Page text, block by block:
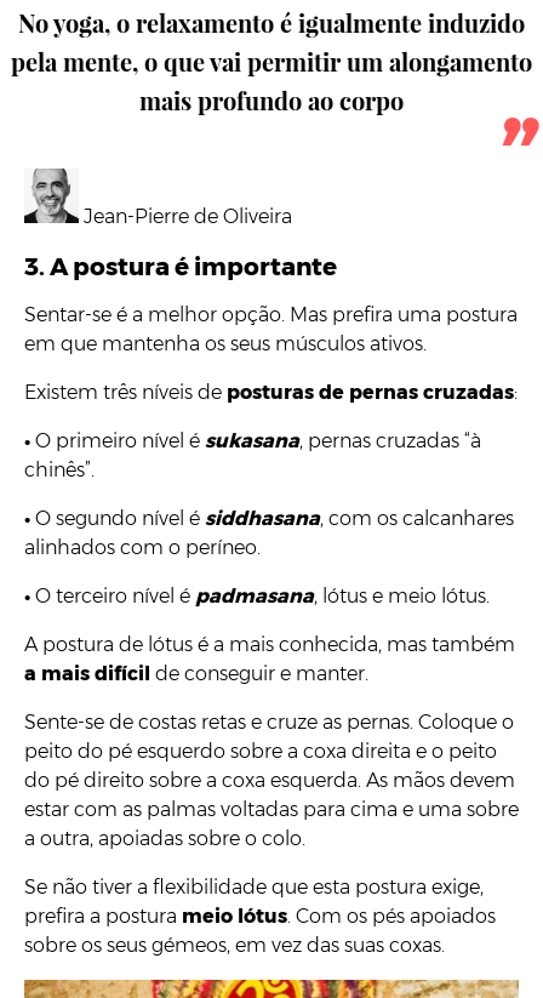
No yoga, o relaxamento é igualmente induzido
pela mente, o que vai permitir um alongamento
mais profundo ao corpo
Jean-Pierre de Oliveira
3.A postura é importante
Sentar-se é a melhor opção. Mas prefira uma postura
em que mantenha os seus músculos ativos.
Existem três níveis de posturas de pernas cruzadas:
• O primeiro nível é sukasana, pernas cruzadas “à
chinês”.
• O segundo nível é siddhasana, com os calcanhares
alinhados com o períneo.
• O terceiro nível é padmasana, lótus e meio lótus.
A postura de lótus é a mais conhecida, mas também
a mais difícil de conseguir e manter.
Sente-se de costas retas e cruze as pernas. Coloque o
peito do pé esquerdo sobre a coxa direita e o peito
do pé direito sobre a coxa esquerda. As mãos devem
estar com as palmas voltadas para cima e uma sobre
a outra, apoiadas sobre o colo.
Se não tiver a flexibilidade que esta postura exige,
prefira a postura meio lótus. Com os pés apoiados
sobre os seus gémeos, em vez das suas coxas.